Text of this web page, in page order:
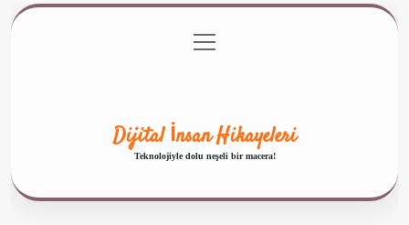
Gizlilik Politikası
menüyü
aç
Dijital İnsan Hikayeleri
Teknolojiyle dolu neşeli bir macera!